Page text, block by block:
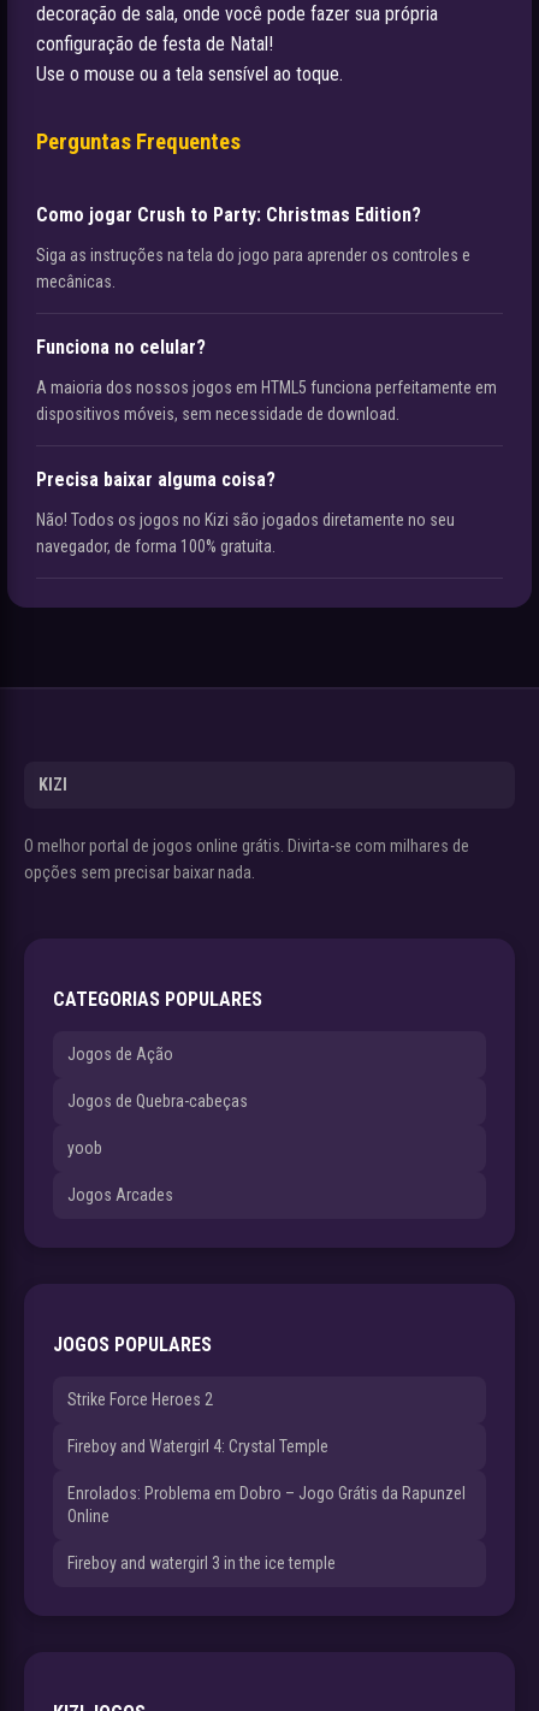
decoração de sala, onde você pode fazer sua própria
configuração de festa de Natal!
Use o mouse ou a tela sensível ao toque.
Perguntas Frequentes
Como jogar Crush to Party: Christmas Edition?
Siga as instruções na tela do jogo para aprender os controles e
mecânicas.
Funciona no celular?
A maioria dos nossos jogos em HTML5 funciona perfeitamente em
dispositivos móveis, sem necessidade de download.
Precisa baixar alguma coisa?
Não! Todos os jogos no Kizi são jogados diretamente no seu
navegador, de forma 100% gratuita.
KIZI
O melhor portal de jogos online grátis. Divirta-se com milhares de
opções sem precisar baixar nada.
CATEGORIAS POPULARES
Jogos de Ação
Jogos de Quebra-cabeças
yoob
Jogos Arcades
JOGOS POPULARES
Strike Force Heroes 2
Fireboy and Watergirl 4: Crystal Temple
Enrolados: Problema em Dobro – Jogo Grátis da Rapunzel
Online
Fireboy and watergirl 3 in the ice temple